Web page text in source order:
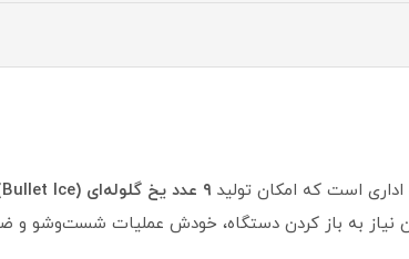
است که امکان تولید ۹ عدد یخ گلوله‌ای (Bullet Ice)
نیاز به باز کردن دستگاه، خودش عملیات شست‌وشو و